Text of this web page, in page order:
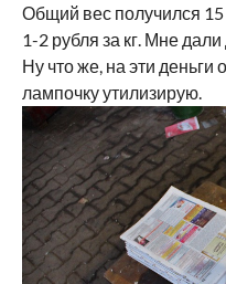
Общий вес получился
1-2 рубля за кг. Мне
Ну что же, на эти
лампочку утилизирую.